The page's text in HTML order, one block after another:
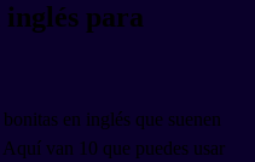
para
en inglés que suenen
van 10 que puedes usar